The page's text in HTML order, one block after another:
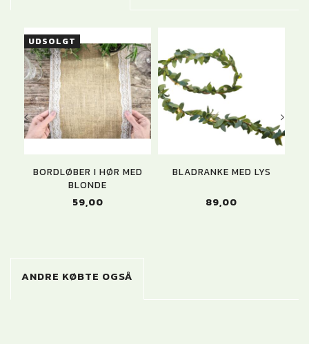
UDSOLGT
BORDLØBER I HØR MED
BLONDE
59,00
BLADRANKE MED LYS
89,00
ANDRE KØBTE OGSÅ